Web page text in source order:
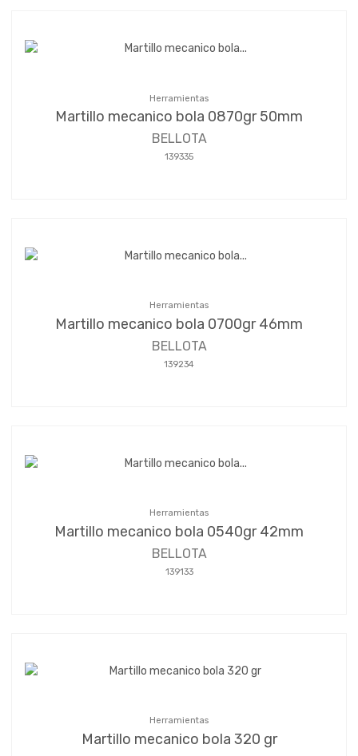
Herramientas
Martillo mecanico bola 0870gr 50mm
BELLOTA
139335
Herramientas
Martillo mecanico bola 0700gr 46mm
BELLOTA
139234
Herramientas
Martillo mecanico bola 0540gr 42mm
BELLOTA
139133
Herramientas
Martillo mecanico bola 320 gr